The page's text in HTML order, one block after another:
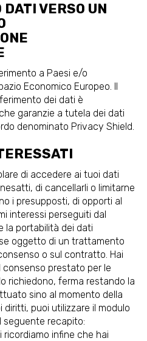
VERSO UN
a Paesi e/o
Economico Europeo. Il
dei dati è
garanzie a tutela dei dati
denominato Privacy Shield.
di accedere ai tuoi dati
di cancellarli o limitarne
i presupposti, di opporti al
interessi perseguiti dal
la portabilità dei dati
oggetto di un trattamento
o sul contratto. Hai
prestato per le
richiedono, ferma restando la
sino al momento della
puoi utilizzare il modulo
seguente recapito:
ricordiamo infine che hai